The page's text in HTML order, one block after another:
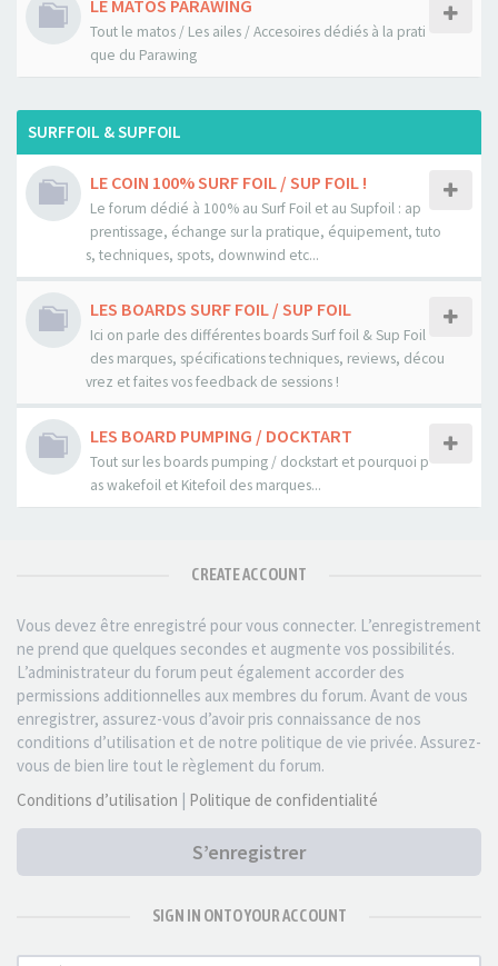
LE MATOS PARAWING
Tout le matos / Les ailes / Accesoires dédiés à la prati
que du Parawing
SURFFOIL & SUPFOIL
LE COIN 100% SURF FOIL / SUP FOIL !
Le forum dédié à 100% au Surf Foil et au Supfoil : ap
prentissage, échange sur la pratique, équipement, tuto
s, techniques, spots, downwind etc...
LES BOARDS SURF FOIL / SUP FOIL
Ici on parle des différentes boards Surf foil & Sup Foil
des marques, spécifications techniques, reviews, décou
vrez et faites vos feedback de sessions !
LES BOARD PUMPING / DOCKTART
Tout sur les boards pumping / dockstart et pourquoi p
as wakefoil et Kitefoil des marques...
CREATE ACCOUNT
Vous devez être enregistré pour vous connecter. L’enregistrement
ne prend que quelques secondes et augmente vos possibilités.
L’administrateur du forum peut également accorder des
permissions additionnelles aux membres du forum. Avant de vous
enregistrer, assurez-vous d’avoir pris connaissance de nos
conditions d’utilisation et de notre politique de vie privée. Assurez-
vous de bien lire tout le règlement du forum.
Conditions d’utilisation | Politique de confidentialité
S’enregistrer
SIGN IN ONTO YOUR ACCOUNT